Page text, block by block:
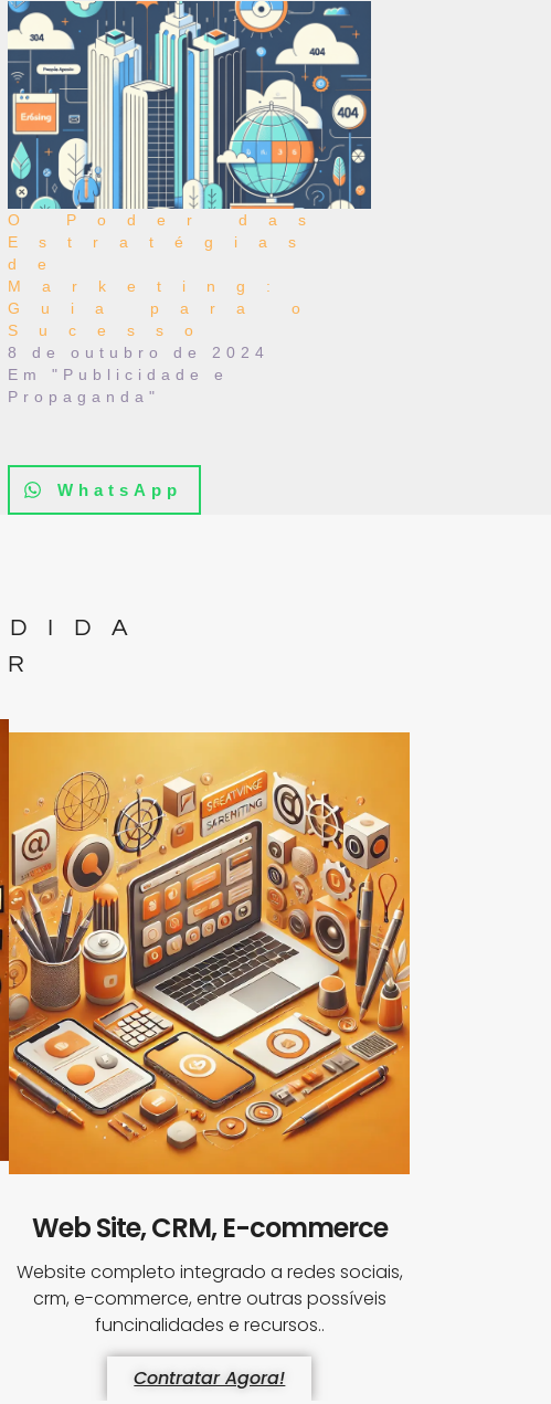
O Poder das
Estratégias
de
Marketing:
Guia para o
Sucesso
8 de outubro de 2024
Em "Publicidade e
Propaganda"
WhatsApp
Web Site, CRM, E-commerce
Website completo integrado a redes sociais,
crm, e-commerce, entre outras possíveis
funcinalidades e recursos..
Contratar Agora!